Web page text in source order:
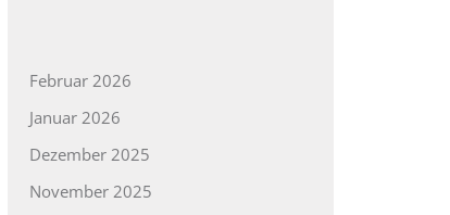
Februar 2026
Januar 2026
Dezember 2025
November 2025